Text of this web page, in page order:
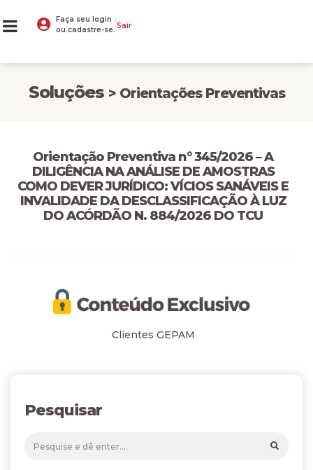
Faça seu login
ou cadastre-se. Sair
Soluções > Orientações Preventivas
Orientação Preventiva n° 345/2026 – A
DILIGÊNCIA NA ANÁLISE DE AMOSTRAS
COMO DEVER JURÍDICO: VÍCIOS SANÁVEIS E
INVALIDADE DA DESCLASSIFICAÇÃO À LUZ
DO ACÓRDÃO N. 884/2026 DO TCU
Clientes GEPAM
Pesquisar